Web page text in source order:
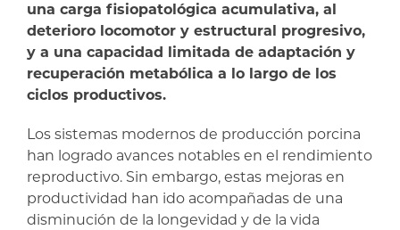
una carga fisiopatológica acumulativa, al
deterioro locomotor y estructural progresivo,
y a una capacidad limitada de adaptación y
recuperación metabólica a lo largo de los
ciclos productivos.
Los sistemas modernos de producción porcina
han logrado avances notables en el rendimiento
reproductivo. Sin embargo, estas mejoras en
productividad han ido acompañadas de una
disminución de la longevidad y de la vida